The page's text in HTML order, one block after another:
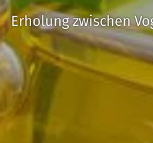
Erholung zwischen